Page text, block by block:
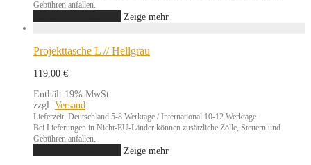
gewählt
werden
Gebühren anfallen.
Dieses
mehrere
Varianten
auf
der
gewählt
werden
Zeige mehr
Projekttasche L // Hellgrau
119,00 €
Enthält 19% MwSt.
zzgl. Versand
Lieferzeit: Deutschland 5-8 Werktage / International 10-12 Werktage
Bei Lieferungen in Nicht-EU-Länder können zusätzliche Zölle, Steuern und
Gebühren anfallen.
Dieses
Zeige mehr